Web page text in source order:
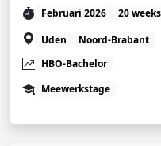
Februari 2026 20 weeks
Uden
Noord-Brabant
HBO-Bachelor
Meewerkstage